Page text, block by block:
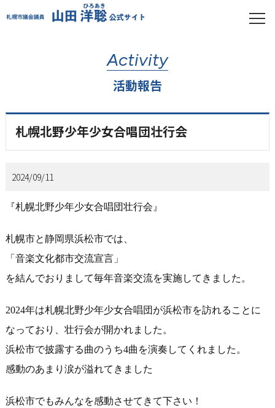
Activity
活動報告
札幌北野少年少女合唱団壮行会
2024/09/11
『札幌北野少年少女合唱団壮行会』
札幌市と静岡県浜松市では、
「音楽文化都市交流宣言」
を結んでおりまして毎年音楽交流を実施してきました。
2024年は札幌北野少年少女合唱団が浜松市を訪れることに
なっており、壮行会が開かれました。
浜松市で披露する曲のうち4曲を演奏してくれました。
感動のあまり涙が溢れてきました
浜松市でもみんなを感動させてきて下さい！